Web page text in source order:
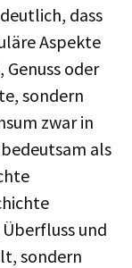
dass
Aspekte
Genuss oder
sondern
zwar in
als
und
sondern